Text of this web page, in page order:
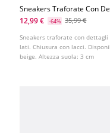
Sneakers Traforate Con
Pelle
12,99 € -64% 35,99 €
Sneakers traforate con
lati. Chiusura con lacci.
beige. Altezza suola: 3 cm